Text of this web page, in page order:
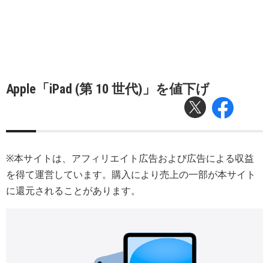
Apple「iPad (第 10 世代)」を値下げ
※本サイトは、アフィリエイト広告および広告による収益
を得て運営しています。購入により売上の一部が本サイト
に還元されることがあります。